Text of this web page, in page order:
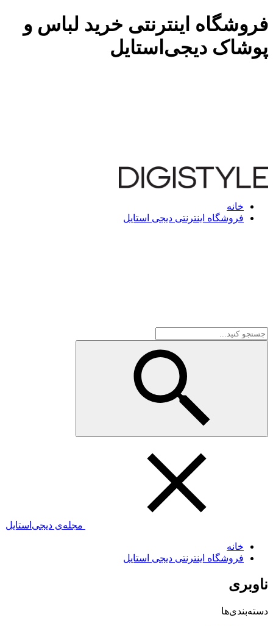
فروشگاه اینترنتی خرید لباس و
پوشاک دیجی‌استایل
خانه
فروشگاه اینترنتی دیجی استایل
مجله‌ی دیجی‌استایل
خانه
فروشگاه اینترنتی دیجی استایل
ناوبری
دسته‌بندی‌ها